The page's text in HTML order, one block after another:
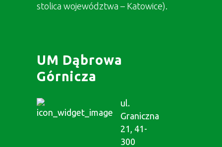
stolica województwa – Katowice).
UM Dąbrowa
Górnicza
ul.
Graniczna
21, 41-
300